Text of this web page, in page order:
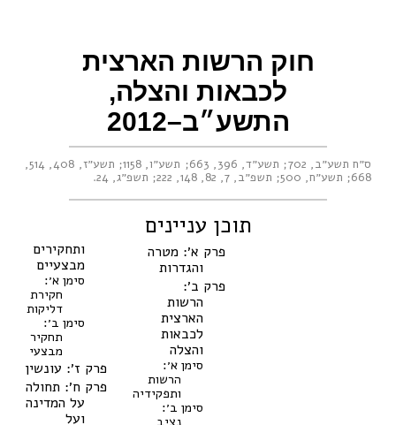
חוק הרשות הארצית
לכבאות והצלה,
התשע״ב–2012
ס״ח תשע״ב, 702 ; תשע״ד, 396 ,
663
; תשע״ו, 1158 ; תשע״ז, 408 ,
514
,
668
; תשע״ח, 500 ; תשפ״ב, 7 ,
82, 148, 222
; תשפ״ג, 24 .
תוכן עניינים
פרק א׳: מטרה
והגדרות
פרק ב׳:
הרשות
הארצית
לכבאות
והצלה
סימן א׳:
הרשות
ותפקידיה
סימן ב׳:
נציב
ותחקירים
מבצעיים
סימן א׳:
חקירת
דליקות
סימן ב׳:
תחקיר
מבצעי
פרק ז׳: עונשין
פרק ח׳: תחולה
על המדינה
ועל